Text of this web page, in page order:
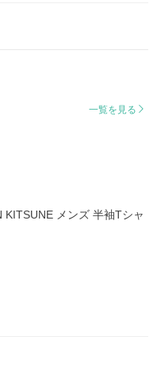
一覧を見る
KITSUNE メンズ 半袖Tシャ